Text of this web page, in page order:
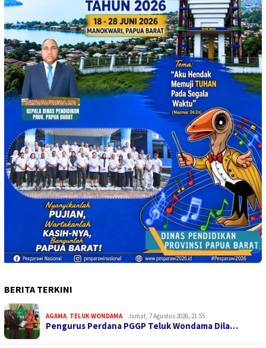
BERITA TERKINI
AGAMA, TELUK WONDAMA Jumat, 7 Agustus 2026, 21:55
Pengurus Perdana PGGP Teluk Wondama Dila…